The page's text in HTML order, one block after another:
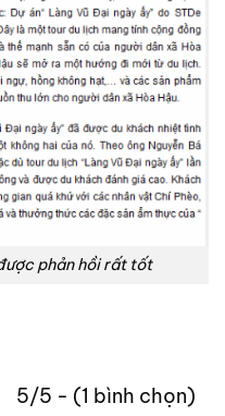
phản hồi rất tốt
5/5 - (1 bình chọn)